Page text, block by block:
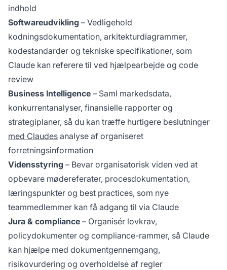
indhold
Softwareudvikling – Vedligehold
kodningsdokumentation, arkitekturdiagrammer,
kodestandarder og tekniske specifikationer, som
Claude kan referere til ved hjælpearbejde og code
review
Business Intelligence – Saml markedsdata,
konkurrentanalyser, finansielle rapporter og
strategiplaner, så du kan træffe hurtigere beslutninger
med Claudes analyse af organiseret
forretningsinformation
Vidensstyring – Bevar organisatorisk viden ved at
opbevare mødereferater, procesdokumentation,
læringspunkter og best practices, som nye
teammedlemmer kan få adgang til via Claude
Jura & compliance – Organisér lovkrav,
policydokumenter og compliance-rammer, så Claude
kan hjælpe med dokumentgennemgang,
risikovurdering og overholdelse af regler